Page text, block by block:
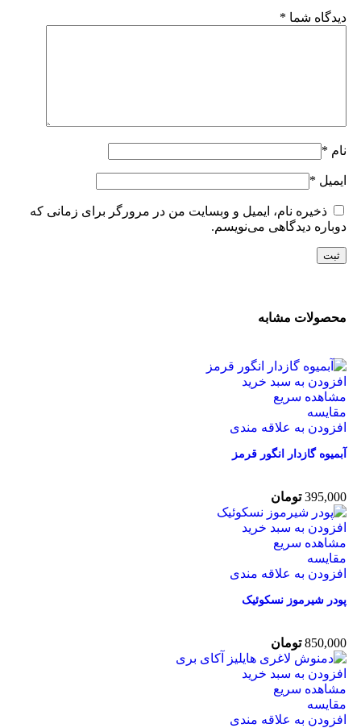
دیدگاه شما *
نام *
ایمیل *
ذخیره نام، ایمیل و وبسایت من در مرورگر برای زمانی که
دوباره دیدگاهی می‌نویسم.
محصولات مشابه
افزودن به سبد خرید
مشاهده سریع
مقایسه
افزودن به علاقه مندی
آبمیوه گازدار انگور قرمز
395,000 تومان
افزودن به سبد خرید
مشاهده سریع
مقایسه
افزودن به علاقه مندی
پودر شیرموز نسکوئیک
850,000 تومان
افزودن به سبد خرید
مشاهده سریع
مقایسه
افزودن به علاقه مندی